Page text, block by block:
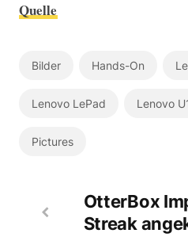
Quelle
Bilder Hands-On
Lenovo LePad Lenovo
Pictures
OtterBox
Streak